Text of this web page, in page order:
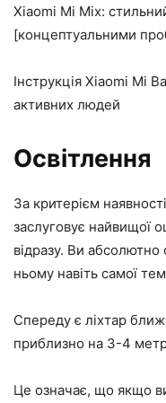
Xiaomi Mi Mix:
[концептуальними
Інструкція Xiaomi Mi
активних людей
Освітлення
За критерієм
заслуговує найвищої
відразу. Ви
ньому навіть самої
Спереду є ліхтар
приблизно на 3-4
Це означає, що якщо ви